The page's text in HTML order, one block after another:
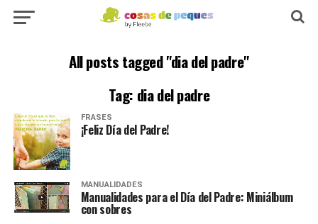
All posts tagged "dia del padre"
Tag: dia del padre
FRASES
¡Feliz Día del Padre!
MANUALIDADES
Manualidades para el Día del Padre: Miniálbum
con sobres